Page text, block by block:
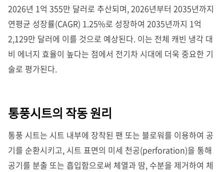
2026년 1억 355만 달러로 추산되며, 2026년부터 2035년까지
연평균 성장률(CAGR) 1.25%로 성장하여 2035년까지 1억
2,129만 달러에 이를 것으로 예상된다. 이는 전체 캐빈 냉각 대
비 에너지 효율이 높다는 점에서 전기차 시대에 더욱 중요한 기
술로 평가된다.
통풍시트의 작동 원리
통풍 시트는 시트 내부에 장착된 팬 또는 블로워를 이용하여 공
기를 순환시키고, 시트 표면의 미세 천공(perforation)을 통해
공기를 분출 또는 흡입함으로써 체열과 땀, 수분을 제거하여 체